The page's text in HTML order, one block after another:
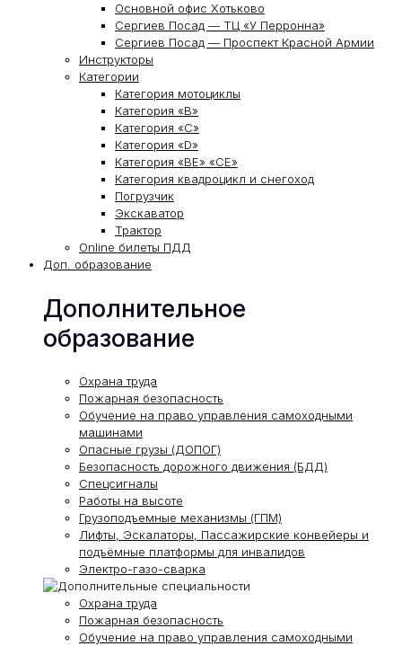
Основной офис Хотьково
Сергиев Посад — ТЦ «У Перронна»
Сергиев Посад — Проспект Красной Армии
Инструкторы
Категории
Категория мотоциклы
Категория «В»
Категория «С»
Категория «D»
Категория «ВЕ» «СЕ»
Категория квадроцикл и снегоход
Погрузчик
Экскаватор
Трактор
Online билеты ПДД
Доп. образование
Дополнительное
образование
Охрана труда
Пожарная безопасность
Обучение на право управления самоходными
машинами
Опасные грузы (ДОПОГ)
Безопасность дорожного движения (БДД)
Спецсигналы
Работы на высоте
Грузоподъемные механизмы (ГПМ)
Лифты, Эскалаторы, Пассажирские конвейеры и
подъёмные платформы для инвалидов
Электро-газо-сварка
Охрана труда
Пожарная безопасность
Обучение на право управления самоходными